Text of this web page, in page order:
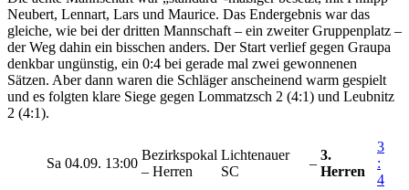
Neubert, Lennart, Lars und Maurice. Das Endergebnis war das
gleiche, wie bei der dritten Mannschaft – ein zweiter Gruppenplatz –
der Weg dahin ein bisschen anders. Der Start verlief gegen Graupa
denkbar ungünstig, ein 0:4 bei gerade mal zwei gewonnenen
Sätzen. Aber dann waren die Schläger anscheinend warm gespielt
und es folgten klare Siege gegen Lommatzsch 2 (4:1) und Leubnitz
2 (4:1).
Sa 04.09. 13:00
Bezirkspokal
– Herren
Lichtenauer
SC
–
3.
Herren
3
:
4